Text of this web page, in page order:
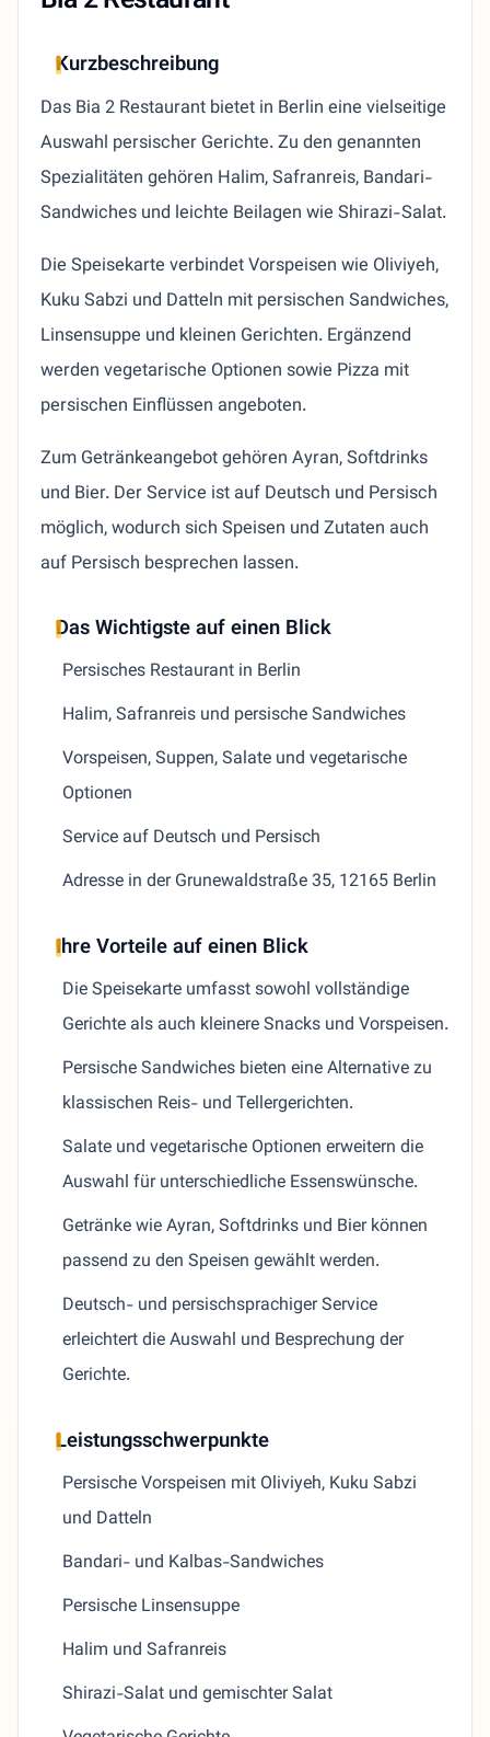
Kurzbeschreibung
Das Bia 2 Restaurant bietet in Berlin eine vielseitige
Auswahl persischer Gerichte. Zu den genannten
Spezialitäten gehören Halim, Safranreis, Bandari-
Sandwiches und leichte Beilagen wie Shirazi-Salat.
Die Speisekarte verbindet Vorspeisen wie Oliviyeh,
Kuku Sabzi und Datteln mit persischen Sandwiches,
Linsensuppe und kleinen Gerichten. Ergänzend
werden vegetarische Optionen sowie Pizza mit
persischen Einflüssen angeboten.
Zum Getränkeangebot gehören Ayran, Softdrinks
und Bier. Der Service ist auf Deutsch und Persisch
möglich, wodurch sich Speisen und Zutaten auch
auf Persisch besprechen lassen.
Das Wichtigste auf einen Blick
Persisches Restaurant in Berlin
Halim, Safranreis und persische Sandwiches
Vorspeisen, Suppen, Salate und vegetarische
Optionen
Service auf Deutsch und Persisch
Adresse in der Grunewaldstraße 35, 12165 Berlin
Ihre Vorteile auf einen Blick
Die Speisekarte umfasst sowohl vollständige
Gerichte als auch kleinere Snacks und Vorspeisen.
Persische Sandwiches bieten eine Alternative zu
klassischen Reis- und Tellergerichten.
Salate und vegetarische Optionen erweitern die
Auswahl für unterschiedliche Essenswünsche.
Getränke wie Ayran, Softdrinks und Bier können
passend zu den Speisen gewählt werden.
Deutsch- und persischsprachiger Service
erleichtert die Auswahl und Besprechung der
Gerichte.
Leistungsschwerpunkte
Persische Vorspeisen mit Oliviyeh, Kuku Sabzi
und Datteln
Bandari- und Kalbas-Sandwiches
Persische Linsensuppe
Halim und Safranreis
Shirazi-Salat und gemischter Salat